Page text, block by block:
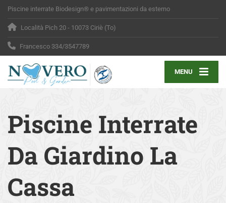
Piscine interrate Biodesign® e pavimentazioni da esterno
Località Pich 20 - 10073 Ciriè (To)
Francesco 334/3547789
MENU
Piscine Interrate
Da Giardino La
Cassa